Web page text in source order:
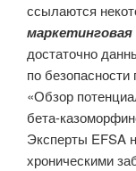
ссылаются
достаточно
по
«Обзор
бета-
Эксперты EFSA
хроническими